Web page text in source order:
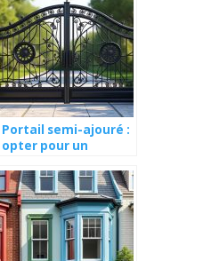
Portail semi-ajouré :
opter pour un
haut ou en bas selon
votre
environnement